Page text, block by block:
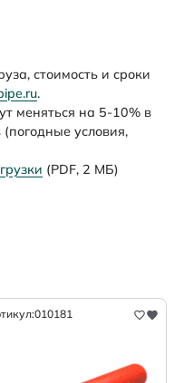
стоимость и сроки
.
меняться на 5-10% в
условия,
(PDF, 2 МБ)
010181